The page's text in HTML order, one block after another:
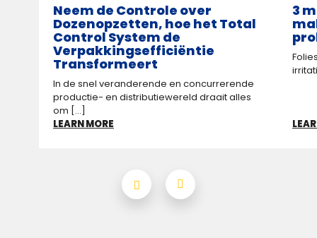
Neem de Controle over
Dozenopzetten, hoe het Total
Control System de
Verpakkings­efficiëntie
Transformeert
In de snel veranderende en concurrerende
productie- en distributiewereld draait alles
om [...]
LEARN MORE
3